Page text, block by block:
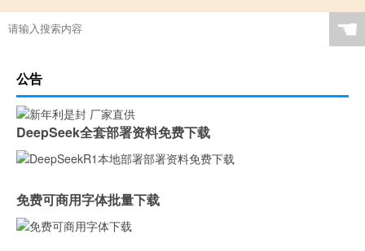
☚
公告
DeepSeek全套部署资料免费下载
免费可商用字体批量下载